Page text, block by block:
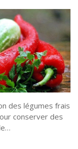
des légumes frais
conserver des